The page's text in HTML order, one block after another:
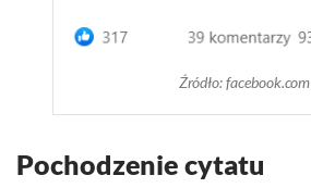
Źródło: facebook.com
Pochodzenie cytatu